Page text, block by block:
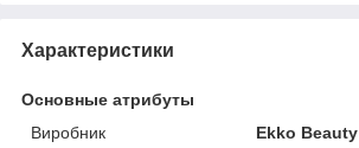
Характеристики
Основные атрибуты
Виробник
Ekko Beauty